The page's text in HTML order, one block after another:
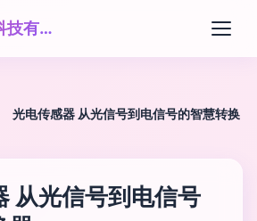
河南省宏江网络科技有限公司
光电传感器 从光信号到电信号的智慧转换
从光信号到电信号